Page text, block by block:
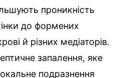
проникність
до формених
й різних медіаторів.
запалення, яке
подразнення